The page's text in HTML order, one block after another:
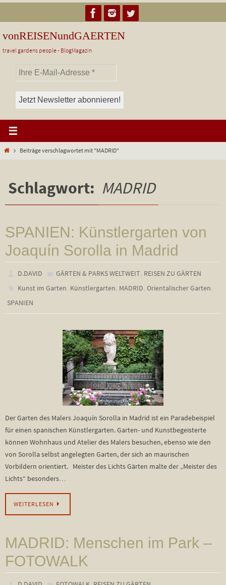
Inhalt
springen
vonREISENundGAERTEN
travel gardens people - BlogMagazin
StartBeiträge verschlagwortet mit "MADRID"
Schlagwort: MADRID
SPANIEN: Künstlergarten von
Joaquín Sorolla in Madrid
D.DAVID GÄRTEN & PARKS WELTWEIT, REISEN ZU GÄRTEN
Kunst im Garten, Künstlergarten, MADRID,Orientalischer Garten,
SPANIEN
Der Garten des Malers Joaquín Sorolla in Madrid ist ein Paradebeispiel
für einen spanischen Künstlergarten. Garten- und Kunstbegeisterte
können Wohnhaus und Atelier des Malers besuchen, ebenso wie den
von Sorolla selbst angelegten Garten, der sich an maurischen
Vorbildern orientiert. Meister des Lichts Gärten malte der „Meister des
Lichts“ besonders…
WEITERLESEN
MADRID: Menschen im Park –
FOTOWALK